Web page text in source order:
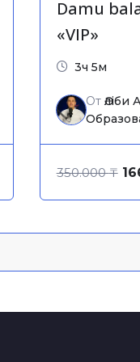
Damu
«VIP»
3ч 5м
От Әліби
350.000₸